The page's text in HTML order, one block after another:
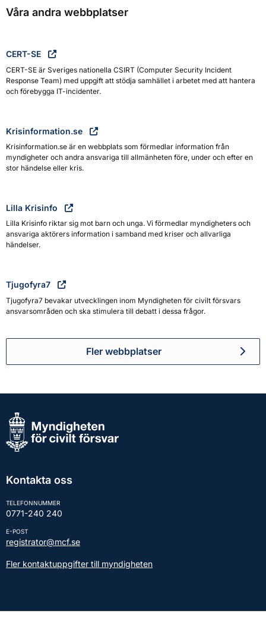
Våra andra webbplatser
CERT-SE
CERT-SE är Sveriges nationella CSIRT (Computer Security Incident
Response Team) med uppgift att stödja samhället i arbetet med att hantera
och förebygga IT-incidenter.
Krisinformation.se
Krisinformation.se är en webbplats som förmedlar information från
myndigheter och andra ansvariga till allmänheten före, under och efter en
stor händelse eller kris.
Lilla Krisinfo
Lilla Krisinfo riktar sig mot barn och unga. Vi förmedlar myndigheters och
ansvariga aktörers information i samband med kriser och allvarliga
händelser.
Tjugofyra7
Tjugofyra7 bevakar utvecklingen inom Myndigheten för civilt försvars
ansvarsområden och ska stimulera till debatt i dessa frågor.
Fler webbplatser
Kontakta oss
TELEFONNUMMER
0771-240 240
E-POST
registrator@mcf.se
Fler kontaktuppgifter till myndigheten